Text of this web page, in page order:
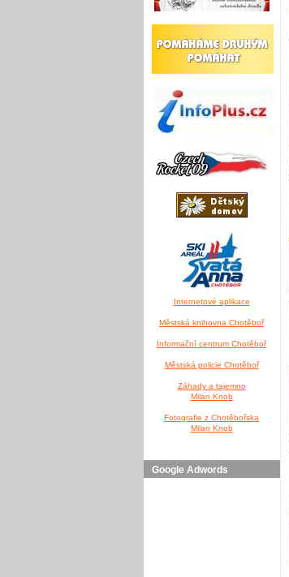
Internetové aplikace
Městská knihovna Chotěboř
Informační centrum Chotěboř
Městská policie Chotěboř
Záhady a tajemno
Milan Knob
Fotografie z Chotěbořska
Milan Knob
Google Adwords